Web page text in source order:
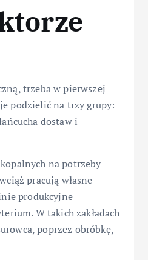
trzeba w pierwszej
podzielić na trzy grupy:
dostaw i
na potrzeby
pracują własne
produkcyjne
W takich zakładach
poprzez obróbkę,